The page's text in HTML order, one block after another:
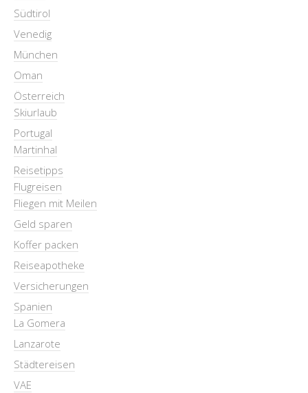
Südtirol
Venedig
München
Oman
Österreich
Skiurlaub
Portugal
Martinhal
Reisetipps
Flugreisen
Fliegen mit Meilen
Geld sparen
Koffer packen
Reiseapotheke
Versicherungen
Spanien
La Gomera
Lanzarote
Städtereisen
VAE